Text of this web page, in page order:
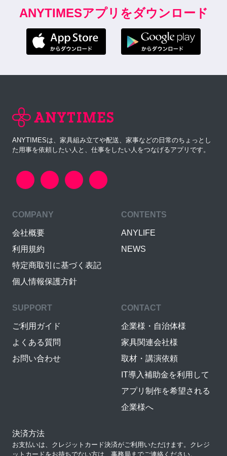
ANYTIMESアプリをダウンロード
ANYTIMESは、家具組み立てや配送、家事などの日常のちょっとし
た用事を依頼したい人と、仕事をしたい人をつなげるアプリです。
COMPANY
会社概要
利用規約
特定商取引に基づく表記
個人情報保護方針
CONTENTS
ANYLIFE
NEWS
SUPPORT
ご利用ガイド
よくある質問
お問い合わせ
CONTACT
企業様・自治体様
家具関連会社様
取材・講演依頼
IT導入補助金を利用して
アプリ制作を希望される
企業様へ
決済方法
お支払いは、クレジットカード決済がご利用いただけます。クレジ
ットカードをお持ちでない方は、事務局までご連絡ください。